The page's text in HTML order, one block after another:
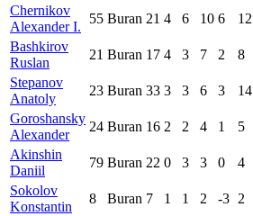
Chernikov
Alexander I.
55 Buran 21 4 6 10 6 12
Bashkirov
Ruslan
21 Buran 17 4 3 7 2 8
Stepanov
Anatoly
23 Buran 33 3 3 6 3 14
Goroshansky
Alexander
24 Buran 16 2 2 4 1 5
Akinshin
Daniil
79 Buran 22 0 3 3 0 4
Sokolov
Konstantin
8 Buran 7 1 1 2 -3 2